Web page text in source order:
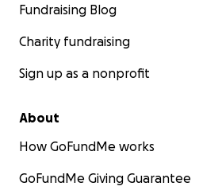
Fundraising Blog
Charity fundraising
Sign up as a nonprofit
About
How GoFundMe works
GoFundMe Giving Guarantee